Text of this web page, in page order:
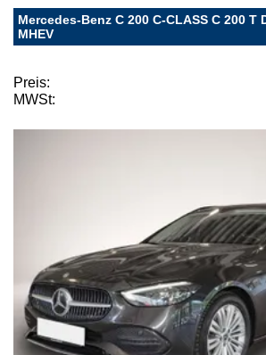
Mercedes-Benz C 200 C-CLASS C 200 T
MHEV
Preis:
MWSt: